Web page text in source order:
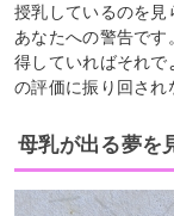
授乳しているのを見
あなたへの警告で
得していればそれで
の評価に振り回され
母乳が出る夢を